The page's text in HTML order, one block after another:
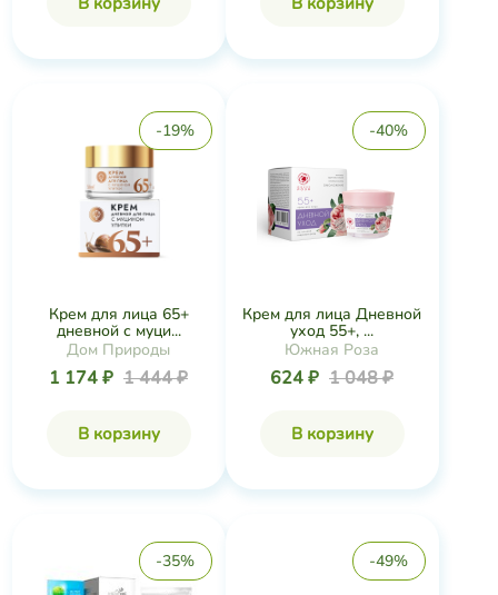
-19%
Крем для лица 65+
дневной с муци...
Дом Природы
1 174 ₽ 1 444 ₽
В корзину
-40%
Крем для лица Дневной
уход 55+, ...
Южная Роза
624 ₽ 1 048 ₽
В корзину
-35% -49%